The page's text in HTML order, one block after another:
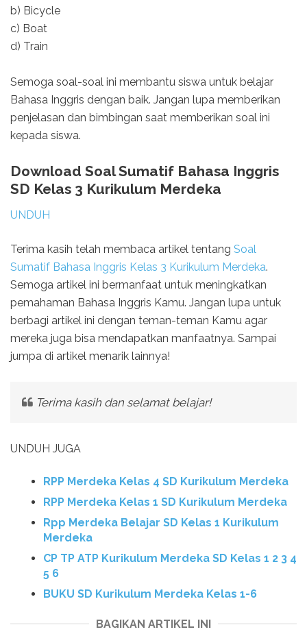
b) Bicycle
c) Boat
d) Train
Semoga soal-soal ini membantu siswa untuk belajar
Bahasa Inggris dengan baik. Jangan lupa memberikan
penjelasan dan bimbingan saat memberikan soal ini
kepada siswa.
Download Soal Sumatif Bahasa Inggris
SD Kelas 3 Kurikulum Merdeka
UNDUH
Terima kasih telah membaca artikel tentang Soal
Sumatif Bahasa Inggris Kelas 3 Kurikulum Merdeka.
Semoga artikel ini bermanfaat untuk meningkatkan
pemahaman Bahasa Inggris Kamu. Jangan lupa untuk
berbagi artikel ini dengan teman-teman Kamu agar
mereka juga bisa mendapatkan manfaatnya. Sampai
jumpa di artikel menarik lainnya!
Terima kasih dan selamat belajar!
UNDUH JUGA
RPP Merdeka Kelas 4 SD Kurikulum Merdeka
RPP Merdeka Kelas 1 SD Kurikulum Merdeka
Rpp Merdeka Belajar SD Kelas 1 Kurikulum
Merdeka
CP TP ATP Kurikulum Merdeka SD Kelas 1 2 3 4
5 6
BUKU SD Kurikulum Merdeka Kelas 1-6
BAGIKAN ARTIKEL INI